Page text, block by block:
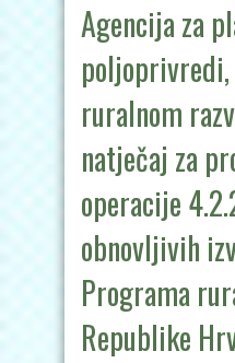
Agencija za
ruralnom
natječaj za
operacije
obnovljivih
Programa
Republike